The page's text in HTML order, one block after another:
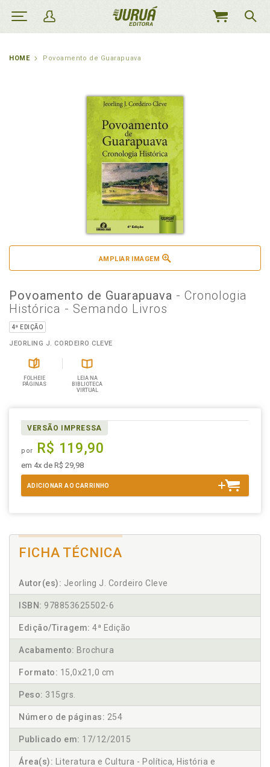
MEU
HOME Povoamento de Guarapuava
AMPLIAR IMAGEM
Povoamento de Guarapuava - Cronologia
Histórica - Semando Livros
4ª EDIÇÃO
JEORLING J. CORDEIRO CLEVE
FOLHEIE
PÁGINAS
LEIA NA
BIBLIOTECA
VIRTUAL
VERSÃO IMPRESSA
por R$ 119,90
em 4x de R$ 29,98
ADICIONAR AO CARRINHO
FICHA TÉCNICA
Autor(es): Jeorling J. Cordeiro Cleve
ISBN: 978853625502-6
Edição/Tiragem: 4ª Edição
Acabamento: Brochura
Formato: 15,0x21,0 cm
Peso: 315grs.
Número de páginas: 254
Publicado em: 17/12/2015
Área(s): Literatura e Cultura - Política, História e